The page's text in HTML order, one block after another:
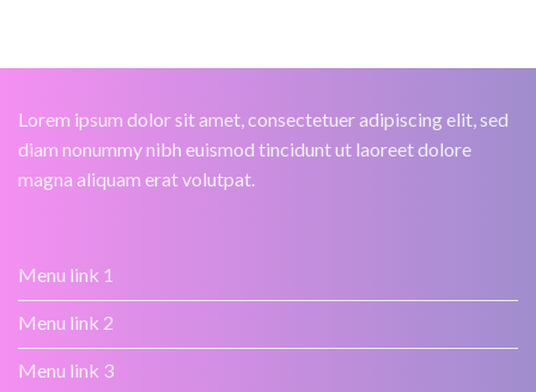
Lorem ipsum dolor sit amet, consectetuer adipiscing elit, sed
diam nonummy nibh euismod tincidunt ut laoreet dolore
magna aliquam erat volutpat.
Menu link 1
Menu link 2
Menu link 3